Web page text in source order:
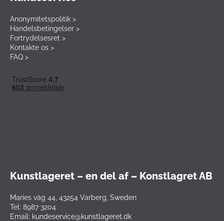
Anonymitetspolitik >
Handelsbetingelser >
Fortrydelsesret >
Kontakte os >
FAQ >
Kunstlageret – en del af – Konstlagret AB
Maries väg 44, 43254 Varberg, Sweden
Tel: 8987 3204
Email: kundeservice@kunstlageret.dk